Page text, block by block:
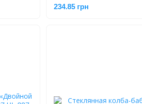
234.85 грн